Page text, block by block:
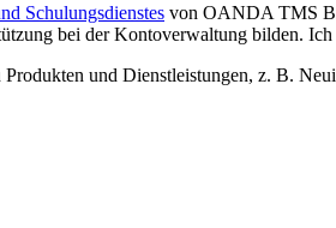
Schulungsdienstes von OANDA TMS
bei der Kontoverwaltung bilden.
und Dienstleistungen, z. B.